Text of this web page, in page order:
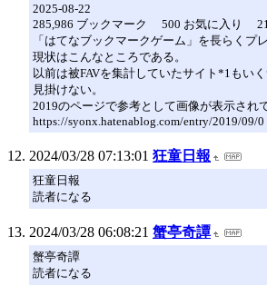
2025-08-22
285,986 ブックマーク 500 お気に入り
「はてなブックマークゲーム」を長らくプ
現状はこんなところである。
以前は被FAVを集計していたサイト*1もい
見掛けない。
2019のページで参考として画像が表示され
https://syonx.hatenablog.com/entry/2019/09/0
2024/03/28 07:13:01 狂童日報
狂童日報
読者になる
2024/03/28 06:08:21 蟹亭奇譚
蟹亭奇譚
読者になる